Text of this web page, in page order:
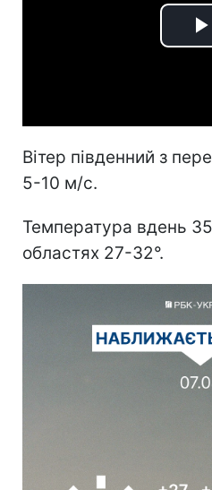
Вітер південний з
5-10 м/с.
Температура вдень
областях 27-32°.